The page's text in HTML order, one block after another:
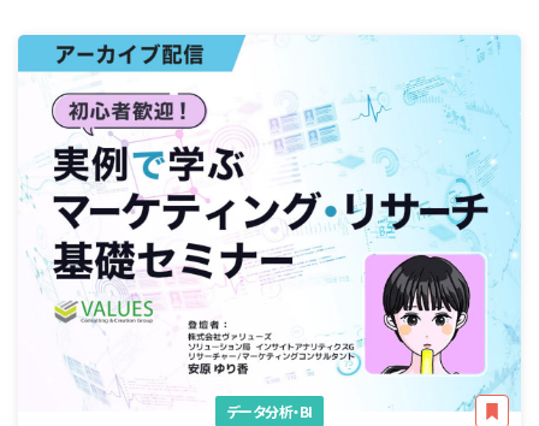
データ分析・BI